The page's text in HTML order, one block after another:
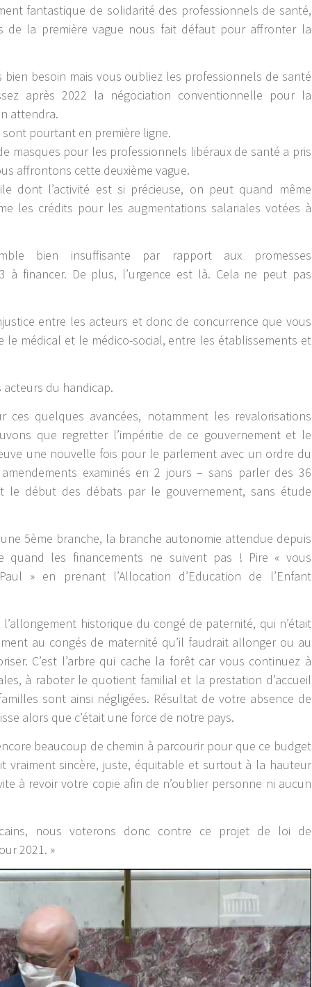
fantastique de solidarité des professionnels de santé,
de la première vague nous fait défaut pour affronter la
besoin mais vous oubliez les professionnels de santé
après 2022 la négociation conventionnelle pour la
attendra.
pourtant en première ligne.
masques pour les professionnels libéraux de santé a pris
affrontons cette deuxième vague.
dont l’activité est si précieuse, on peut quand même
les crédits pour les augmentations salariales votées à
bien insuffisante par rapport aux promesses
à financer. De plus, l’urgence est là. Cela ne peut pas
entre les acteurs et donc de concurrence que vous
le médical et le médico-social, entre les établissements et
du handicap.
quelques avancées, notamment les revalorisations
que regretter l’impéritie de ce gouvernement et le
une nouvelle fois pour le parlement avec un ordre du
examinés en 2 jours – sans parler des 36
le début des débats par le gouvernement, sans étude
5ème branche, la branche autonomie attendue depuis
quand les financements ne suivent pas ! Pire « vous
» en prenant l’Allocation d’Education de l’Enfant
historique du congé de paternité, qui n’était
au congés de maternité qu’il faudrait allonger ou au
C’est l’arbre qui cache la forêt car vous continuez à
à raboter le quotient familial et la prestation d’accueil
sont ainsi négligées. Résultat de votre absence de
alors que c’était une force de notre pays.
beaucoup de chemin à parcourir pour que ce budget
vraiment sincère, juste, équitable et surtout à la hauteur
à revoir votre copie afin de n’oublier personne ni aucun
nous voterons donc contre ce projet de loi de
2021. »